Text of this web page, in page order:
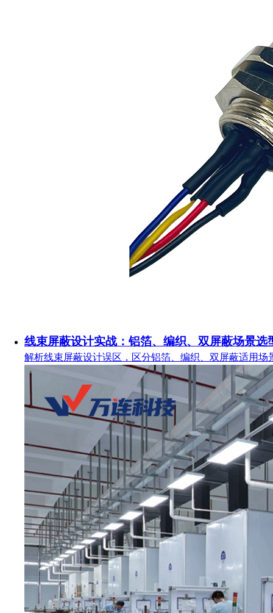
线束屏蔽设计实战：铝箔、编织、双屏蔽场景选
解析线束屏蔽设计误区，区分铝箔、编织、双屏蔽适用